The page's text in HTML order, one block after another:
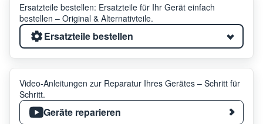
Ersatzteile bestellen: Ersatzteile für Ihr Gerät einfach
bestellen – Original & Alternativteile.
Ersatzteile bestellen
Video-Anleitungen zur Reparatur Ihres Gerätes – Schritt für
Schritt.
Geräte reparieren